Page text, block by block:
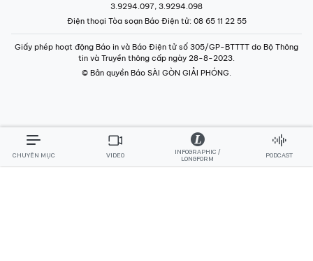
3.9294.097, 3.9294.098
Điện thoại Tòa soạn Báo Điện tử: 08 65 11 22 55
Giấy phép hoạt động Báo in và Báo Điện tử số 305/GP-BTTTT do Bộ Thông
tin và Truyền thông cấp ngày 28-8-2023.
© Bản quyền Báo SÀI GÒN GIẢI PHÓNG.
CHUYÊN MỤC VIDEO
INFOGRAPHIC /
LONGFORM
PODCAST